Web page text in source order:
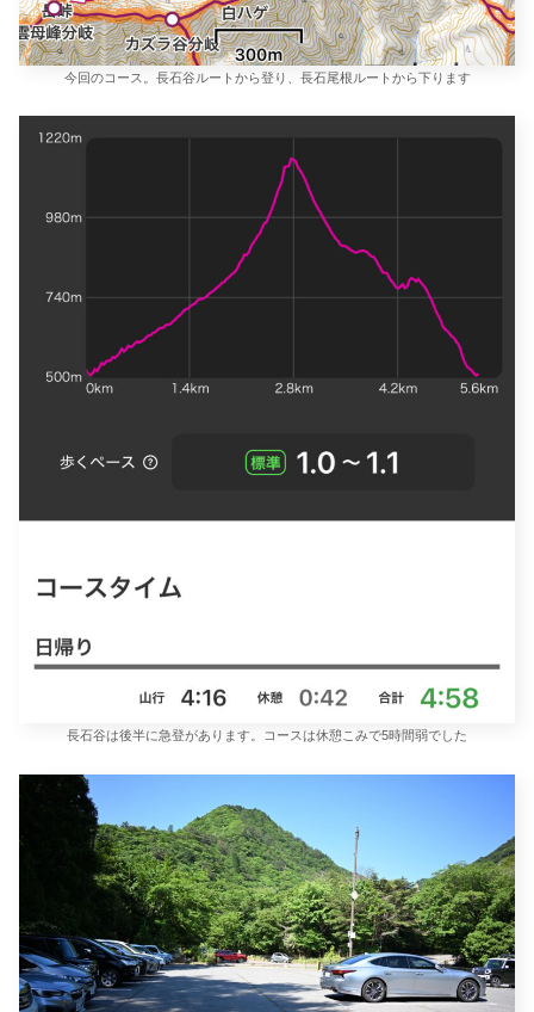
今回のコース。長石谷ルートから登り、長石尾根ルートから下ります
長石谷は後半に急登があります。コースは休憩こみで5時間弱でした